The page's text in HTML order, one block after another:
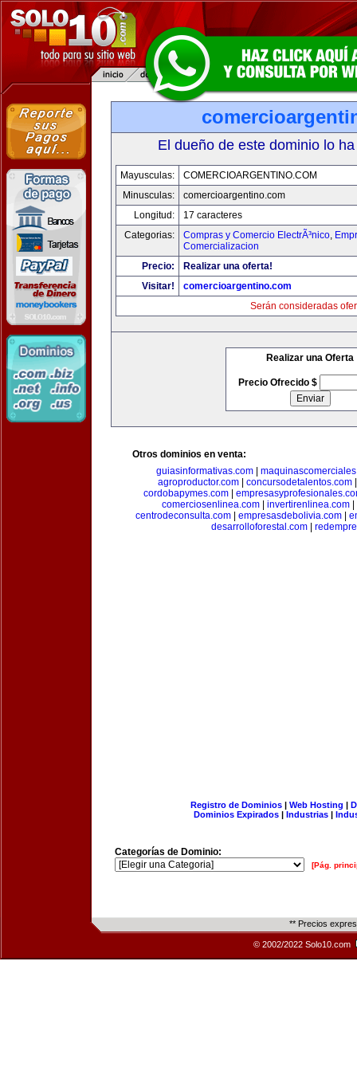
El dueño de este dominio lo
Mayusculas:
COMERCIOARGENTINO.COM
Minusculas:
comercioargentino.com
Longitud:
17 caracteres
Categorias:
Compras y Comercio ElectrÃ³nico,
Comercializacion
Precio:
Realizar una oferta!
Visitar!
comercioargentino.com
Serán consideradas
Realizar una Oferta
Precio Ofrecido $
Otros dominios en venta:
guiasinformativas.com
agroproductor.com
concursodetalentos.com
cordobapymes.com|
comerciosenlinea.com
invertirenlinea.com
centrodeconsulta.com
empresasdebolivia.com
desarrolloforestal.com
Registro de Dominios| Web Hosting |
Dominios Expirados | Industrias |
Categorías de Dominio:
[Pág.
** Precios
© 2002/2022 Solo10.com